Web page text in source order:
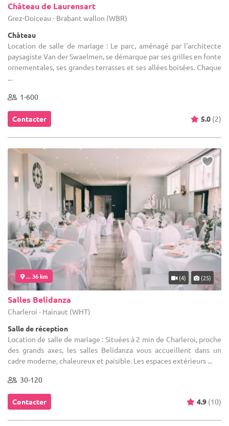
Château de Laurensart
Grez-Doiceau - Brabant wallon (WBR)
Château
Location de salle de mariage : Le parc, aménagé par l'architecte
paysagiste Van der Swaelmen, se démarque par ses grilles en fonte
ornementales, ses grandes terrasses et ses allées boisées. Chaque
...
1-600
Contacter 5.0 (2)
... 36 km (4) (25)
Salles Belidanza
Charleroi - Hainaut (WHT)
Salle de réception
Location de salle de mariage : Situées à 2 min de Charleroi, proche
des grands axes, les salles Belidanza vous accueillent dans un
cadre moderne, chaleureux et paisible. Les espaces extérieurs ...
30-120
Contacter 4.9 (10)